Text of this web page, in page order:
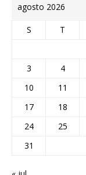
agosto 2026
S T
3
4
10
11
17
18
24
25
31